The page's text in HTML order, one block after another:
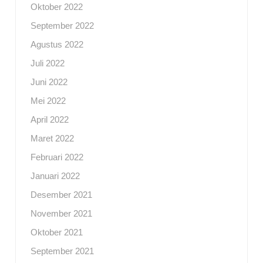
Oktober 2022
September 2022
Agustus 2022
Juli 2022
Juni 2022
Mei 2022
April 2022
Maret 2022
Februari 2022
Januari 2022
Desember 2021
November 2021
Oktober 2021
September 2021